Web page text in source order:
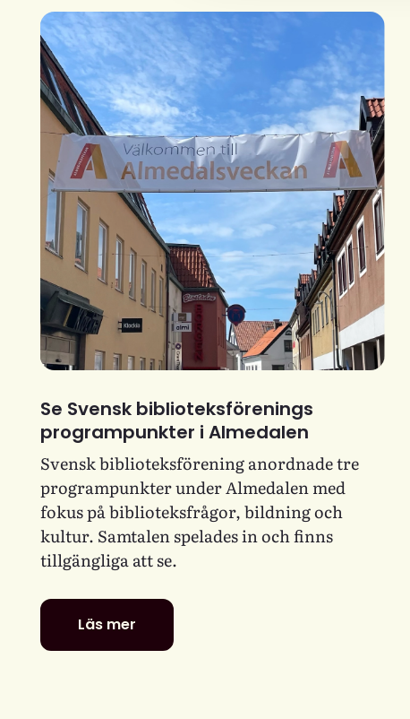
Se Svensk biblioteksförenings
programpunkter i Almedalen
Svensk biblioteksförening anordnade tre
programpunkter under Almedalen med
fokus på biblioteksfrågor, bildning och
kultur. Samtalen spelades in och finns
tillgängliga att se.
Läs mer
Se
Svensk